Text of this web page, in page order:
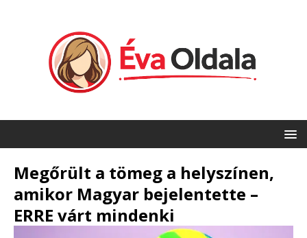
Megőrült a tömeg a helyszínen,
amikor Magyar bejelentette –
ERRE várt mindenki